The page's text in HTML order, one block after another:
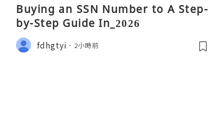
Buying an SSN Number to A Step-
by-Step Guide In_2026
fdhgtyi 2小時前